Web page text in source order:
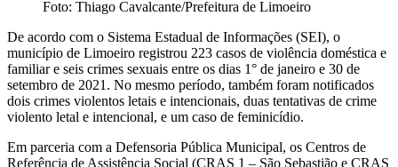
Foto: Thiago Cavalcante/Prefeitura de Limoeiro
De acordo com o Sistema Estadual de Informações (SEI), o
município de Limoeiro registrou 223 casos de violência doméstica e
familiar e seis crimes sexuais entre os dias 1° de janeiro e 30 de
setembro de 2021. No mesmo período, também foram notificados
dois crimes violentos letais e intencionais, duas tentativas de crime
violento letal e intencional, e um caso de feminicídio.
Em parceria com a Defensoria Pública Municipal, os Centros de
Referência de Assistência Social (CRAS 1 – São Sebastião e CRAS